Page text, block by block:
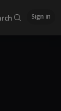
Sign in